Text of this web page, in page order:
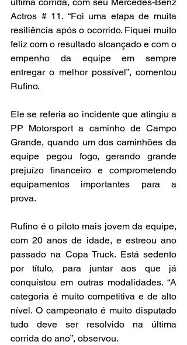
última corrida, com seu Mercedes-Benz
Actros # 11. “Foi uma etapa de muita
resiliência após o ocorrido. Fiquei muito
feliz com o resultado alcançado e com o
empenho da equipe em sempre
entregar o melhor possível”, comentou
Rufino.
Ele se referia ao incidente que atingiu a
PP Motorsport a caminho de Campo
Grande, quando um dos caminhões da
equipe pegou fogo, gerando grande
prejuízo financeiro e comprometendo
equipamentos importantes para a
prova.
Rufino é o piloto mais jovem da equipe,
com 20 anos de idade, e estreou ano
passado na Copa Truck. Está sedento
por título, para juntar aos que já
conquistou em outras modalidades. “A
categoria é muito competitiva e de alto
nível. O campeonato é muito disputado
tudo deve ser resolvido na última
corrida do ano”, observou.